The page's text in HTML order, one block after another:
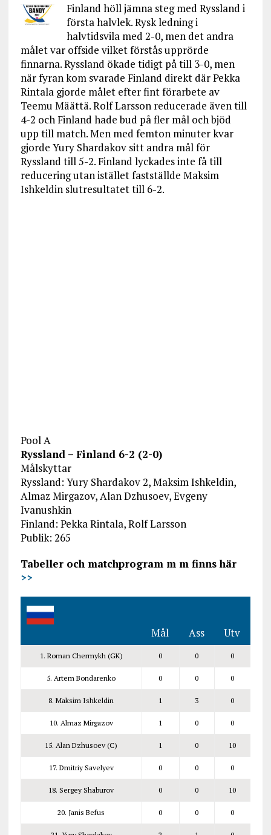
Finland höll jämna steg med Ryssland i
första halvlek. Rysk ledning i
halvtidsvila med 2-0, men det andra
målet var offside vilket förstås upprörde
finnarna. Ryssland ökade tidigt på till 3-0, men
när fyran kom svarade Finland direkt där Pekka
Rintala gjorde målet efter fint förarbete av
Teemu Määttä. Rolf Larsson reducerade även till
4-2 och Finland hade bud på fler mål och bjöd
upp till match. Men med femton minuter kvar
gjorde Yury Shardakov sitt andra mål för
Ryssland till 5-2. Finland lyckades inte få till
reducering utan istället fastställde Maksim
Ishkeldin slutresultatet till 6-2.
Pool A
Ryssland – Finland 6-2 (2-0)
Målskyttar
Ryssland: Yury Shardakov 2, Maksim Ishkeldin,
Almaz Mirgazov, Alan Dzhusoev, Evgeny
Ivanushkin
Finland: Pekka Rintala, Rolf Larsson
Publik: 265
Tabeller och matchprogram m m finns här
>>
Mål Ass Utv
1. Roman Chermykh (GK) 0 0 0
5. Artem Bondarenko 0 0 0
8. Maksim Ishkeldin 1 3 0
10. Almaz Mirgazov 1 0 0
15. Alan Dzhusoev (C) 1 0 10
17. Dmitriy Savelyev 0 0 0
18. Sergey Shaburov 0 0 10
20. Janis Befus 0 0 0